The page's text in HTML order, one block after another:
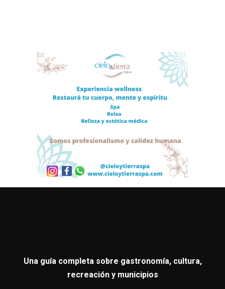
Una guía completa sobre gastronomía, cultura,
recreación y municipios